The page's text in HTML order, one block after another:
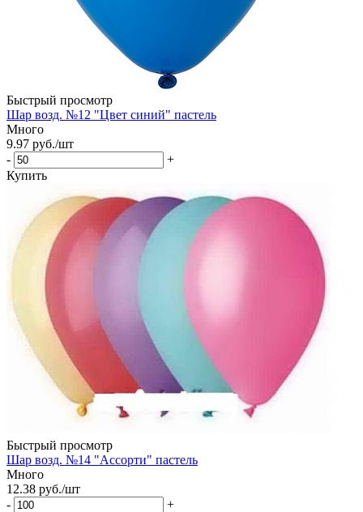
Быстрый просмотр
Шар возд. №12 "Цвет синий" пастель
Много
9.97 руб./шт
-
+
Купить
Быстрый просмотр
Шар возд. №14 "Ассорти" пастель
Много
12.38 руб./шт
-
+